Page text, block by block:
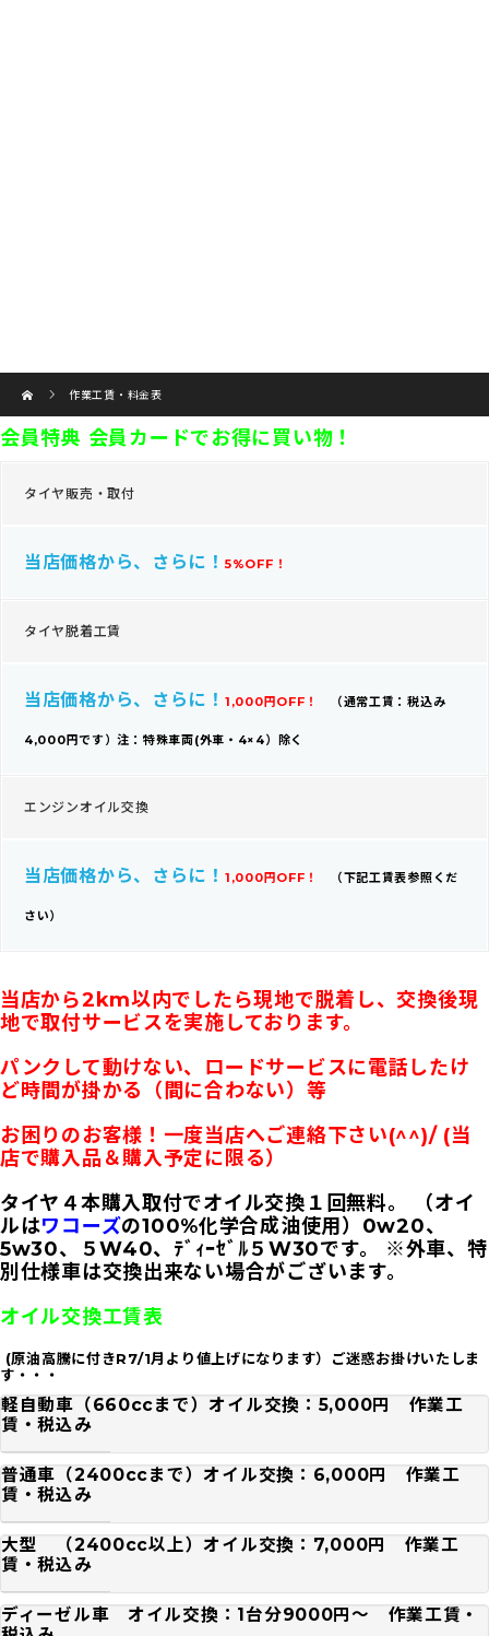
作業工賃・料金表
会員特典 会員カードでお得に買い物！
タイヤ販売・取付
当店価格から、さらに！ 5%OFF！
タイヤ脱着工賃
当店価格から、さらに！ 1,000円OFF！ （通常工賃：税込み
4,000円です）注：特殊車両(外車・4×4）除く
エンジンオイル交換
当店価格から、さらに！ 1,000円OFF！ （下記工賃表参照くだ
さい）
当店から2km以内でしたら現地で脱着し、交換後現
地で取付サービスを実施しております。
パンクして動けない、ロードサービスに電話したけ
ど時間が掛かる（間に合わない）等
お困りのお客様！一度当店へご連絡下さい(^^)/ (当
店で購入品＆購入予定に限る）
タイヤ４本購入取付でオイル交換１回無料。 （オイ
ルはワコーズの100%化学合成油使用）0w20、
5w30、５W40、ﾃﾞｨｰｾﾞﾙ５W30です。 ※外車、特
別仕様車は交換出来ない場合がございます。
オイル交換工賃表
(原油高騰に付きR7/1月より値上げになります）ご迷惑お掛けいたしま
す・・・
軽自動車（660ccまで）オイル交換：5,000円 作業工
賃・税込み
普通車（2400ccまで）オイル交換：6,000円 作業工
賃・税込み
大型 （2400cc以上）オイル交換：7,000円 作業工
賃・税込み
ディーゼル車 オイル交換：1台分9000円～ 作業工賃・